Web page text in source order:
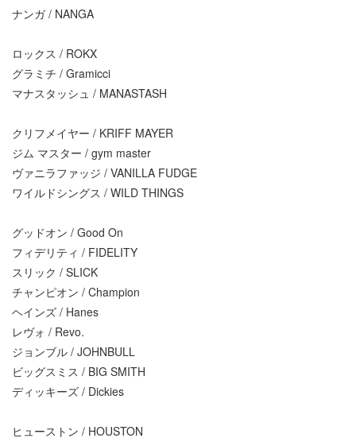
ナンガ / NANGA
ロックス / ROKX
グラミチ / Gramicci
マナスタッシュ / MANASTASH
クリフメイヤー / KRIFF MAYER
ジム マスター / gym master
ヴァニラファッジ / VANILLA FUDGE
ワイルドシングス / WILD THINGS
グッドオン / Good On
フィデリティ / FIDELITY
スリック / SLICK
チャンピオン / Champion
ヘインズ / Hanes
レヴォ / Revo.
ジョンブル / JOHNBULL
ビッグスミス / BIG SMITH
ディッキーズ / Dickies
ヒューストン / HOUSTON